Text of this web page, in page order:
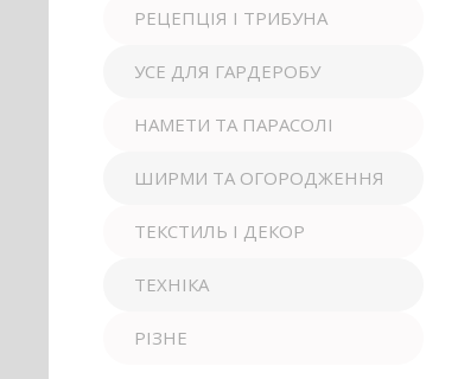
РЕЦЕПЦІЯ І ТРИБУНА
УСЕ ДЛЯ ГАРДЕРОБУ
НАМЕТИ ТА ПАРАСОЛІ
ШИРМИ ТА ОГОРОДЖЕННЯ
ТЕКСТИЛЬ І ДЕКОР
ТЕХНІКА
РІЗНЕ